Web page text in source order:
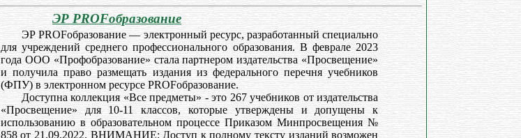
ЭР PROFобразование
ЭР PROFобразование — электронный ресурс, разработанный специально
для учреждений среднего профессионального образования. В феврале 2023
года ООО «Профобразование» стала партнером издательства «Просвещение»
и получила право размещать издания из федерального перечня учебников
(ФПУ) в электронном ресурсе PROFобразование.
Доступна коллекция «Все предметы» - это 267 учебников от издательства
«Просвещение» для 10-11 классов, которые утверждены и допущены к
использованию в образовательном процессе Приказом Минпросвещения №
858 от 21.09.2022. ВНИМАНИЕ: Доступ к полному тексту изданий возможен